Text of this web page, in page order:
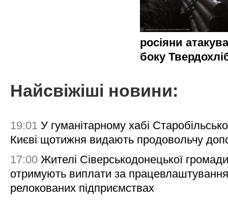
росіяни
боку
Найсвіжіші новини:
19:01 У гуманітарному хабі
Києві щотижня видають продовольчу
17:00 Жителі Сіверськодонецької
отримують виплати за
релокованих підприємствах